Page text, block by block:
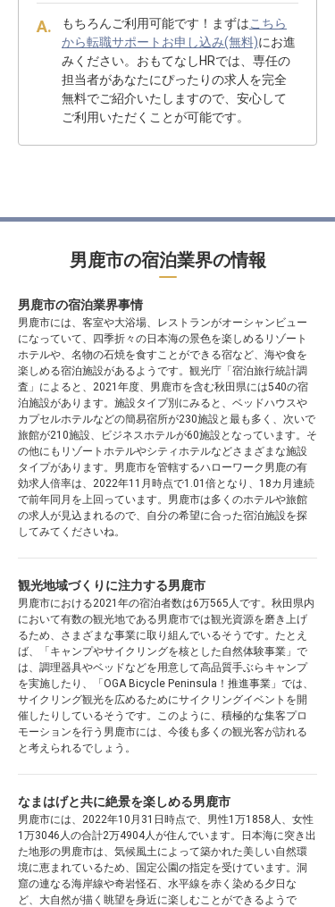
もちろんご利用可能です！まずはこちら
から転職サポートお申し込み(無料)にお進
みください。おもてなしHRでは、専任の
担当者があなたにぴったりの求人を完全
無料でご紹介いたしますので、安心して
ご利用いただくことが可能です。
男鹿市の宿泊業界の情報
男鹿市の宿泊業界事情
男鹿市には、客室や大浴場、レストランがオーシャンビュー
になっていて、四季折々の日本海の景色を楽しめるリゾート
ホテルや、名物の石焼を食すことができる宿など、海や食を
楽しめる宿泊施設があるようです。観光庁「宿泊旅行統計調
査」によると、2021年度、男鹿市を含む秋田県には540の宿
泊施設があります。施設タイプ別にみると、ベッドハウスや
カプセルホテルなどの簡易宿所が230施設と最も多く、次いで
旅館が210施設、ビジネスホテルが60施設となっています。そ
の他にもリゾートホテルやシティホテルなどさまざまな施設
タイプがあります。男鹿市を管轄するハローワーク男鹿の有
効求人倍率は、2022年11月時点で1.01倍となり、18カ月連続
で前年同月を上回っています。男鹿市は多くのホテルや旅館
の求人が見込まれるので、自分の希望に合った宿泊施設を探
してみてくださいね。
観光地域づくりに注力する男鹿市
男鹿市における2021年の宿泊者数は6万565人です。秋田県内
において有数の観光地である男鹿市では観光資源を磨き上げ
るため、さまざまな事業に取り組んでいるそうです。たとえ
ば、「キャンプやサイクリングを核とした自然体験事業」で
は、調理器具やベッドなどを用意して高品質手ぶらキャンプ
を実施したり、「OGA Bicycle Peninsula！推進事業」では、
サイクリング観光を広めるためにサイクリングイベントを開
催したりしているそうです。このように、積極的な集客プロ
モーションを行う男鹿市には、今後も多くの観光客が訪れる
と考えられるでしょう。
なまはげと共に絶景を楽しめる男鹿市
男鹿市には、2022年10月31日時点で、男性1万1858人、女性
1万3046人の合計2万4904人が住んでいます。日本海に突き出
た地形の男鹿市は、気候風土によって築かれた美しい自然環
境に恵まれているため、国定公園の指定を受けています。洞
窟の連なる海岸線や奇岩怪石、水平線を赤く染める夕日な
ど、大自然が描く眺望を身近に楽しむことができるようで